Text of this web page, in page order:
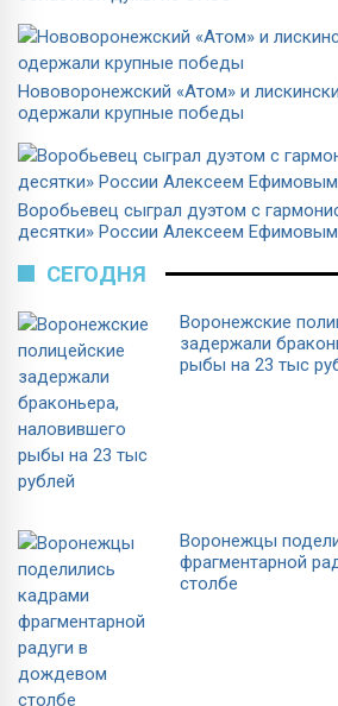
Нововоронежский «Атом» и
одержали крупные победы
Воробьевец сыграл дуэтом с
десятки» России Алексеем Ефимовым
СЕГОДНЯ
Воронежские
задержали
рыбы на 23 тыс
Воронежцы
фрагментарной
столбе